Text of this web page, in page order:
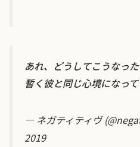
あれ、どうしてこうなっ
暫く彼と同じ心境になっ
— ネガティティヴ
2019